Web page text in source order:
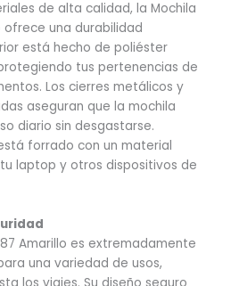
de alta calidad, la Mochila
ofrece una durabilidad
está hecho de poliéster
tus pertenencias de
Los cierres metálicos y
aseguran que la mochila
diario sin desgastarse.
forrado con un material
laptop y otros dispositivos de
Amarillo es extremadamente
una variedad de usos,